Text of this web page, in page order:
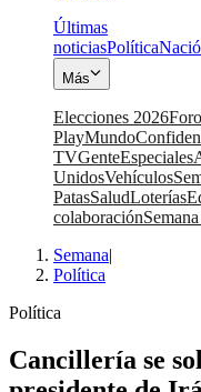
Últimas
noticiasPolítica
Más
Elecciones 2026
PlayMundo
TVGenteEspeciales
UnidosVehículos
PatasSaludLoterías
colaboración
Semana|
Política
Política
Cancillería se